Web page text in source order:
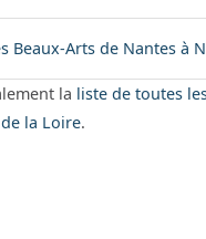
Beaux-Arts de Nantes à
la liste de toutes
la Loire.